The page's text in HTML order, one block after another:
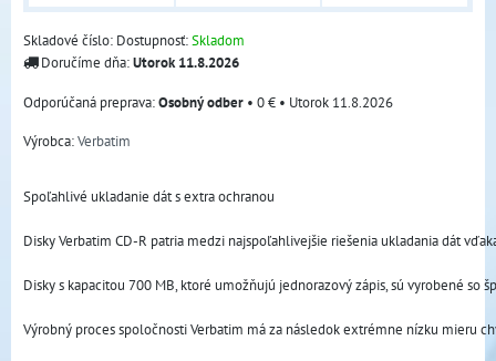
Skladové číslo: Dostupnosť:Skladom
Doručíme dňa:Utorok 11.8.2026
Osobný odber • 0 € • Utorok 11.8.2026
Výrobca:Verbatim
Spoľahlivé ukladanie dát s extra ochranou
Disky Verbatim CD-R patria medzi najspoľahlivejšie riešenia ukladania dát
Disky s kapacitou 700 MB, ktoré umožňujú jednorazový zápis, sú vyrobené
Výrobný proces spoločnosti Verbatim má za následok extrémne nízku mieru